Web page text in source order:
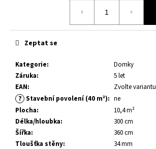
Kategorie:
Domky
Záruka:
5 let
EAN: Zvolte variantu
? Stavební povolení (40 m²): ne
Plocha:
10,4 m²
Délka/hloubka:
300 cm
Šířka:
360 cm
Tloušťka stěny:
34 mm
Zeptat se
OTTO
3,6
M²
29
000
Kč
Původně:
36
400
Kč